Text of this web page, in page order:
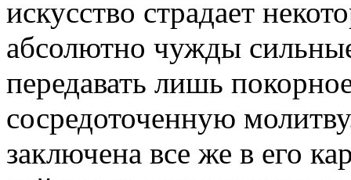
искусство страдает
абсолютно чужды
передавать лишь
сосредоточенную
заключена все же в его